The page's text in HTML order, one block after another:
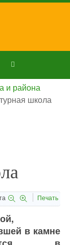
и района
школа
Печать
в камне